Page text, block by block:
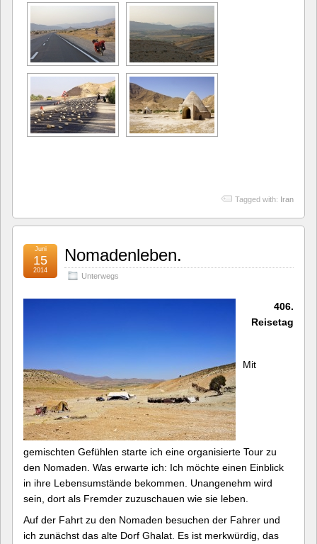
Tagged with: Iran
Nomadenleben.
Unterwegs
Juni
15
2014
406.
Reisetag
Mit
gemischten Gefühlen starte ich eine organisierte Tour zu
den Nomaden. Was erwarte ich: Ich möchte einen Einblick
in ihre Lebensumstände bekommen. Unangenehm wird
sein, dort als Fremder zuzuschauen wie sie leben.
Auf der Fahrt zu den Nomaden besuchen der Fahrer und
ich zunächst das alte Dorf Ghalat. Es ist merkwürdig, das